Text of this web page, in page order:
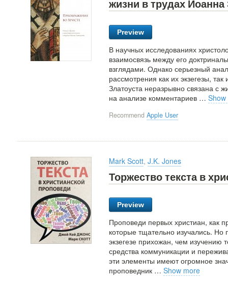
жизни в трудах Иоанна
Preview
В научных исследованиях
взаимосвязь между его
взглядами. Однако серьезный
рассмотрения как их экзегезы,
Златоуста неразрывно связана с
на анализе комментариев …
Recommend Apple User
Mark Scott, J.K. Jones
Торжество текста в
Preview
Проповеди первых христиан, как
которые тщательно изучались.
экзегезе прихожан, чем изучению
средства коммуникации и
эти элементы имеют огромное
проповедник … Show more